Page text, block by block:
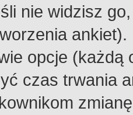
nie widzisz
opcje
czas trwania